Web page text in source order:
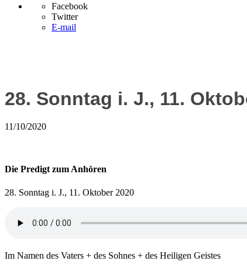
Facebook
Twitter
E-mail
28. Sonntag i. J., 11.
11/10/2020
Die Predigt zum Anhören
28. Sonntag i. J., 11. Oktober 2020
Im Namen des Vaters + des Sohnes + des Heiligen Geistes